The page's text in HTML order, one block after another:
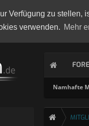
Verfügung zu
verwenden. Mehr
Namhafte